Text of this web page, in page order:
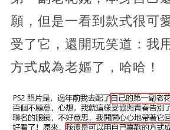
願，但是一看到款式很可
受了它，還開玩笑道：我
方式成為老嫗了，哈哈！